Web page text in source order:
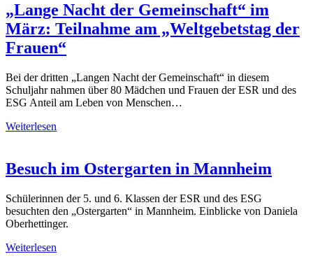
„Lange Nacht der Gemeinschaft“ im
März: Teilnahme am „Weltgebetstag der
Frauen“
Bei der dritten „Langen Nacht der Gemeinschaft“ in diesem
Schuljahr nahmen über 80 Mädchen und Frauen der ESR und des
ESG Anteil am Leben von Menschen…
Weiterlesen
Besuch im Ostergarten in Mannheim
Schülerinnen der 5. und 6. Klassen der ESR und des ESG
besuchten den „Ostergarten“ in Mannheim. Einblicke von Daniela
Oberhettinger.
Weiterlesen